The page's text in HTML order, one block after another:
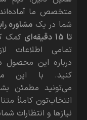
متخصص ما
شما در یک
تا 15 دقیقه‌ای
کمک
تمامی اطلاعات
درباره این محصول
کنید. با این
می‌تونید مطمئن
انتخاب‌تون کاملاً
نیازها و انتظارات